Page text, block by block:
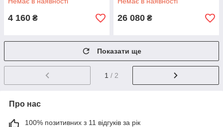
4 160 ₴ 26 080 ₴
Показати ще
1 / 2
Про нас
100% позитивних з 11 відгуків за рік